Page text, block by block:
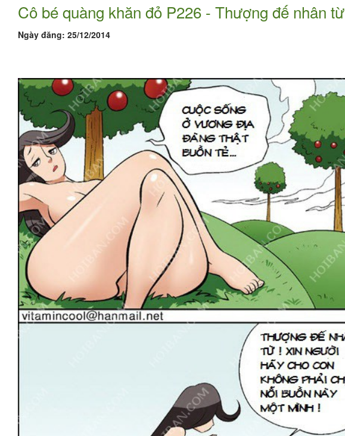
Cô bé quàng khăn đỏ P226 - Thượng đế nhân từ
Ngày đăng: 25/12/2014